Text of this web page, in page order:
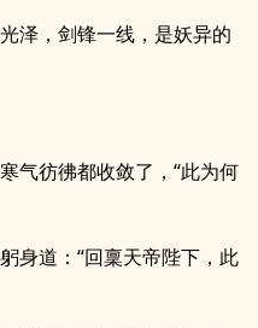
泽，剑锋一线，是妖异的
气彷彿都收敛了，“此为何
身道：“回稟天帝陛下，此